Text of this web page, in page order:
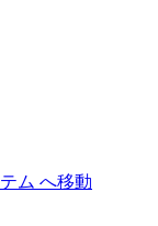
ム へ移動